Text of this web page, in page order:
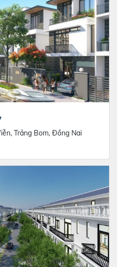
Trảng Bom, Đồng Nai